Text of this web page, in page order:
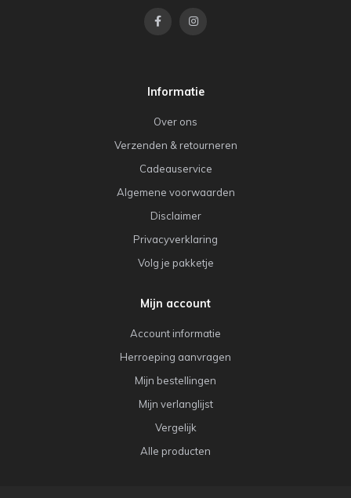
Informatie
Over ons
Verzenden & retourneren
Cadeauservice
Algemene voorwaarden
Disclaimer
Privacyverklaring
Volg je pakketje
Mijn account
Account informatie
Herroeping aanvragen
Mijn bestellingen
Mijn verlanglijst
Vergelijk
Alle producten